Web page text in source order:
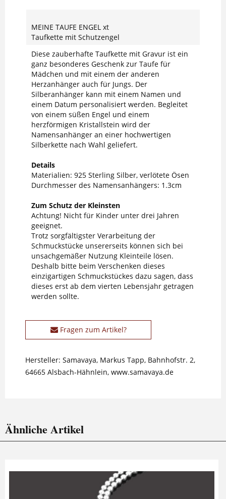
MEINE TAUFE ENGEL xt
Taufkette mit Schutzengel
Diese zauberhafte Taufkette mit Gravur ist ein
ganz besonderes Geschenk zur Taufe für
Mädchen und mit einem der anderen
Herzanhänger auch für Jungs. Der
Silberanhänger kann mit einem Namen und
einem Datum personalisiert werden. Begleitet
von einem süßen Engel und einem
herzförmigen Kristallstein wird der
Namensanhänger an einer hochwertigen
Silberkette nach Wahl geliefert.
Details
Materialien: 925 Sterling Silber, verlötete Ösen
Durchmesser des Namensanhängers: 1.3cm
Zum Schutz der Kleinsten
Achtung! Nicht für Kinder unter drei Jahren
geeignet.
Trotz sorgfältigster Verarbeitung der
Schmuckstücke unsererseits können sich bei
unsachgemäßer Nutzung Kleinteile lösen.
Deshalb bitte beim Verschenken dieses
einzigartigen Schmuckstückes dazu sagen, dass
dieses erst ab dem vierten Lebensjahr getragen
werden sollte.
Fragen zum Artikel?
Hersteller: Samavaya, Markus Tapp, Bahnhofstr. 2,
64665 Alsbach-Hähnlein, www.samavaya.de
Ähnliche Artikel